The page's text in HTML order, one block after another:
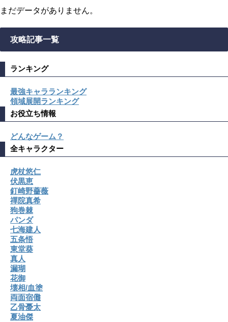
まだデータがありません。
攻略記事一覧
ランキング
最強キャラランキング
領域展開ランキング
お役立ち情報
どんなゲーム？
全キャラクター
虎杖悠仁
伏黒恵
釘崎野薔薇
禪院真希
狗巻棘
パンダ
七海建人
五条悟
東堂葵
真人
漏瑚
花御
壊相/血塗
両面宿儺
乙骨憂太
夏油傑